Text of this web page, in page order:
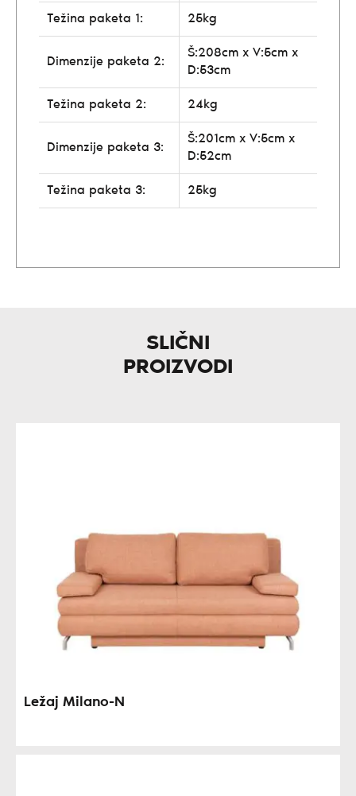
Težina paketa 1: 25kg
Dimenzije paketa 2:
Š:208cm x V:5cm x
D:53cm
Težina paketa 2: 24kg
Dimenzije paketa 3:
Š:201cm x V:5cm x
D:52cm
Težina paketa 3: 25kg
SLIČNI
PROIZVODI
Ležaj Milano-N